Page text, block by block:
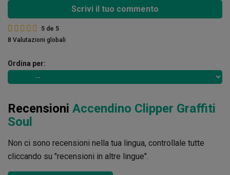
Scrivi il tuo commento
5 de 5
8 Valutazioni globali
Ordina per:
Recensioni Accendino Clipper Graffiti
Soul
Non ci sono recensioni nella tua lingua, controllale tutte
cliccando su "recensioni in altre lingue".